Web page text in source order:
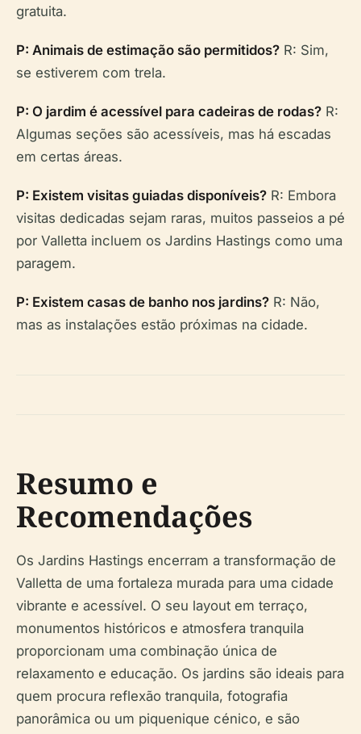
gratuita.
P: Animais de estimação são permitidos? R: Sim,
se estiverem com trela.
P: O jardim é acessível para cadeiras de rodas? R:
Algumas seções são acessíveis, mas há escadas
em certas áreas.
P: Existem visitas guiadas disponíveis? R: Embora
visitas dedicadas sejam raras, muitos passeios a pé
por Valletta incluem os Jardins Hastings como uma
paragem.
P: Existem casas de banho nos jardins? R: Não,
mas as instalações estão próximas na cidade.
Resumo e
Recomendações
Os Jardins Hastings encerram a transformação de
Valletta de uma fortaleza murada para uma cidade
vibrante e acessível. O seu layout em terraço,
monumentos históricos e atmosfera tranquila
proporcionam uma combinação única de
relaxamento e educação. Os jardins são ideais para
quem procura reflexão tranquila, fotografia
panorâmica ou um piquenique cénico, e são